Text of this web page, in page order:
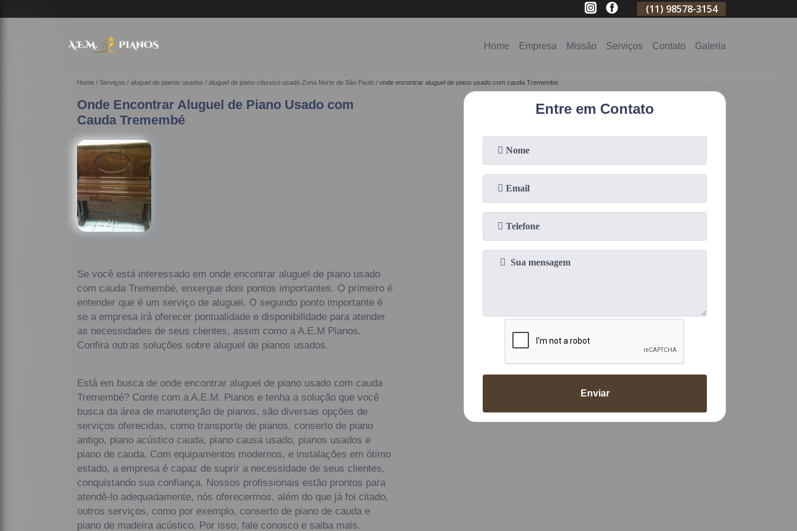
2796-3704 (11) 98578-3154
Home Empresa Missão Serviços Contato Galeria
Home Serviços aluguel de pianos usados aluguel de piano clássico usado Zona Norte de São Paulo onde encontrar aluguel de piano usado com cauda Tremembé
Onde Encontrar Aluguel de Piano Usado com
Cauda Tremembé
Se você está interessado em onde encontrar aluguel de piano usado
com cauda Tremembé, enxergue dois pontos importantes. O primeiro é
entender que é um serviço de aluguel. O segundo ponto importante é
se a empresa irá oferecer pontualidade e disponibilidade para atender
as necessidades de seus clientes, assim como a A.E.M Pianos.
Confira outras soluções sobre aluguel de pianos usados.
Está em busca de onde encontrar aluguel de piano usado com cauda
Tremembé? Conte com a A.E.M. Pianos e tenha a solução que você
busca da área de manutenção de pianos, são diversas opções de
serviços oferecidas, como transporte de pianos, conserto de piano
antigo, piano acústico cauda, piano causa usado, pianos usados e
piano de cauda. Com equipamentos modernos, e instalações em ótimo
estado, a empresa é capaz de suprir a necessidade de seus clientes,
conquistando sua confiança. Nossos profissionais estão prontos para
atendê-lo adequadamente, nós oferecermos, além do que já foi citado,
outros serviços, como por exemplo, conserto de piano de cauda e
piano de madeira acústico. Por isso, fale conosco e saiba mais.
Entre em Contato
Enviar